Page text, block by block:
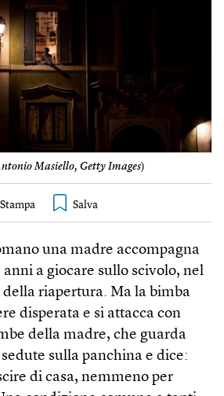
Masiello, Getty Images)
Stampa
una madre accompagna
a giocare sullo scivolo, nel
riapertura. Ma la bimba
disperata e si attacca con
della madre, che guarda
sulla panchina e dice:
di casa, nemmeno per